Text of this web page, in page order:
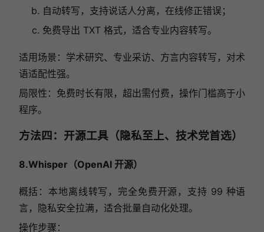
自动转写，支持说话人分离，在线修正错误；
免费导出 TXT 格式，适合专业内容转写。
适用场景：学术研究、专业采访、方言内容转写，对术
语适配性强。
局限性：免费时长有限，超出需付费，操作门槛高于小
程序。
方法四：开源工具（隐私至上、技术党首选）
8.Whisper（OpenAI 开源）
概括：本地离线转写，完全免费开源，支持 99 种语
言，隐私安全拉满，适合批量自动化处理。
操作步骤：